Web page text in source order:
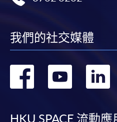
我們的社交媒體
轉 轉
HKU SPACE 流動